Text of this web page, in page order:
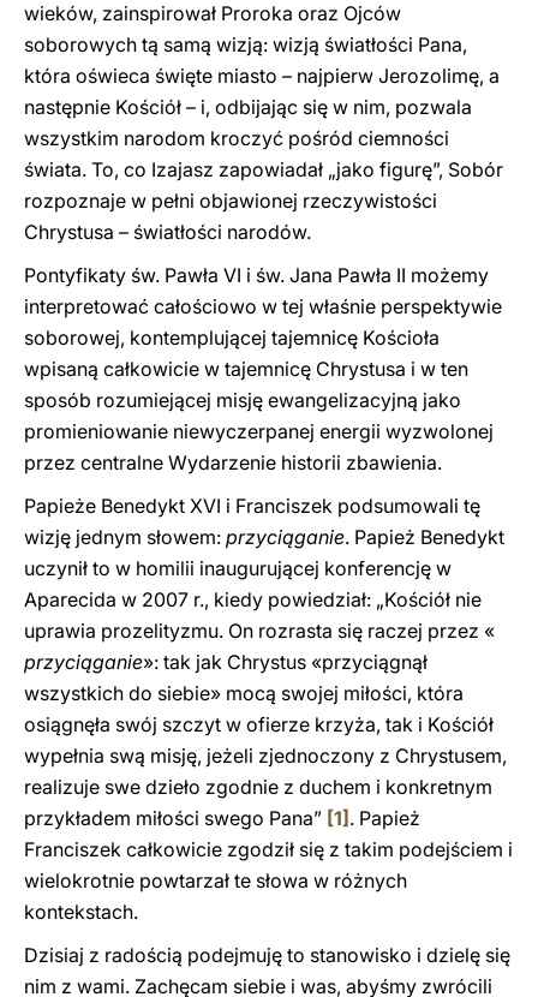
wieków, zainspirował Proroka oraz Ojców
soborowych tą samą wizją: wizją światłości Pana,
która oświeca święte miasto – najpierw Jerozolimę, a
następnie Kościół – i, odbijając się w nim, pozwala
wszystkim narodom kroczyć pośród ciemności
świata. To, co Izajasz zapowiadał „jako figurę”, Sobór
rozpoznaje w pełni objawionej rzeczywistości
Chrystusa – światłości narodów.
Pontyfikaty św. Pawła VI i św. Jana Pawła II możemy
interpretować całościowo w tej właśnie perspektywie
soborowej, kontemplującej tajemnicę Kościoła
wpisaną całkowicie w tajemnicę Chrystusa i w ten
sposób rozumiejącej misję ewangelizacyjną jako
promieniowanie niewyczerpanej energii wyzwolonej
przez centralne Wydarzenie historii zbawienia.
Papieże Benedykt XVI i Franciszek podsumowali tę
wizję jednym słowem: przyciąganie. Papież Benedykt
uczynił to w homilii inaugurującej konferencję w
Aparecida w 2007 r., kiedy powiedział: „Kościół nie
uprawia prozelityzmu. On rozrasta się raczej przez «
przyciąganie»: tak jak Chrystus «przyciągnął
wszystkich do siebie» mocą swojej miłości, która
osiągnęła swój szczyt w ofierze krzyża, tak i Kościół
wypełnia swą misję, jeżeli zjednoczony z Chrystusem,
realizuje swe dzieło zgodnie z duchem i konkretnym
przykładem miłości swego Pana” [1] . Papież
Franciszek całkowicie zgodził się z takim podejściem i
wielokrotnie powtarzał te słowa w różnych
kontekstach.
Dzisiaj z radością podejmuję to stanowisko i dzielę się
nim z wami. Zachęcam siebie i was, abyśmy zwrócili